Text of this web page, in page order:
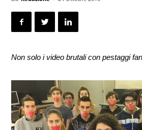
Non solo i video brutali con pestaggi